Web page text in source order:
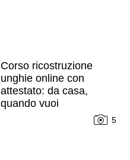
Corso ricostruzione
unghie online con
attestato: da casa,
quando vuoi
5